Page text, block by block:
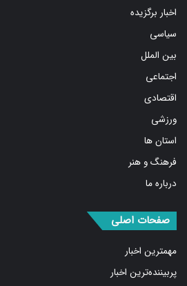
اخبار برگزیده
سیاسی
بین الملل
اجتماعی
اقتصادی
ورزشی
استان ها
فرهنگ و هنر
درباره ما
صفحات اصلی
مهمترین اخبار
پربیننده‌ترین اخبار